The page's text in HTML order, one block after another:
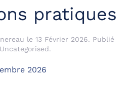
pratiques
le 13 Février 2026. Publié
Uncategorised.
2026